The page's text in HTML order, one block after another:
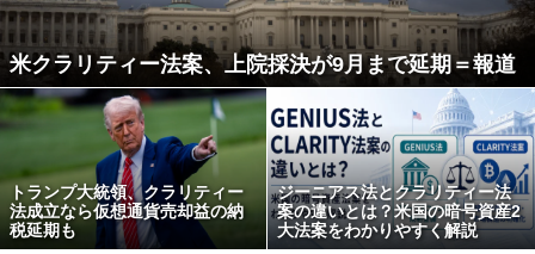
米クラリティー法案、上院採決が9月まで延期＝報道
トランプ大統領、クラリティー
法成立なら仮想通貨売却益の納
税延期も
ジーニアス法とクラリティー法
案の違いとは？米国の暗号資産2
大法案をわかりやすく解説